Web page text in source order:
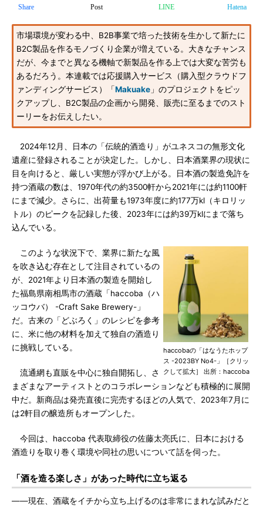
Share Post LINE Hatena
市場環境が変わる中、B2B事業で培った技術を生かして新たに
B2C製品を作るモノづくり企業が増えている。大きなチャンス
だが、今までと異なる機軸で新製品を作る上では大変な苦労も
あるだろう。本連載では応援購入サービス（購入型クラウドフ
ァンディングサービス）「Makuake 」のプロジェクトをピッ
クアップし、B2C製品の企画から開発、販売に至るまでのスト
ーリーをお伝えしたい。
2024年12月、日本の「伝統的酒造り」がユネスコの無形文化
遺産に登録されることが決定した。しかし、日本酒業界の現状に
目を向けると、厳しい実態が浮かび上がる。日本酒の製造免許を
持つ酒蔵の数は、1970年代の約3500軒から2021年には約1100軒
にまで減少。さらに、出荷量も1973年度に約177万kl（キロリッ
トル）のピークを記録した後、2023年には約39万klにまで落ち
込んでいる。
haccobaの「はなうたホップ
ス -2023BY No4-」［クリッ
クして拡大］ 出所：haccoba
このような状況下で、業界に新たな風
を吹き込む存在として注目されているの
が、2021年より日本酒の製造を開始し
た福島県南相馬市の酒蔵「haccoba（ハ
ッコウバ） -Craft Sake Brewery-」
だ。古来の「どぶろく」のレシピを参考
に、米に他の材料を加えて独自の酒造り
に挑戦している。
流通網も直販を中心に独自開拓し、さ
まざまなアーティストとのコラボレーションなども積極的に展開
中だ。新商品は発売直後に完売するほどの人気で、2023年7月に
は2軒目の醸造所もオープンした。
今回は、haccoba 代表取締役の佐藤太亮氏に、日本における
酒造りを取り巻く環境や同社の思いについて話を伺った。
「酒を造る楽しさ」があった時代に立ち返る
――現在、酒蔵をイチから立ち上げるのは非常にまれな試みだと